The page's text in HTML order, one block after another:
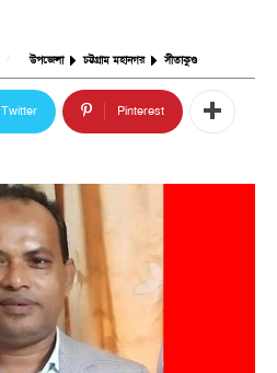
উপজেলা চট্টগ্রাম মহানগর সীতাকুণ্ড
Twitter Pinterest